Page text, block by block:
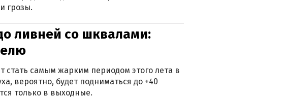
грозы.
ливней со шквалами:
стать самым жарким периодом этого лета в
вероятно, будет подниматься до +40
только в выходные.